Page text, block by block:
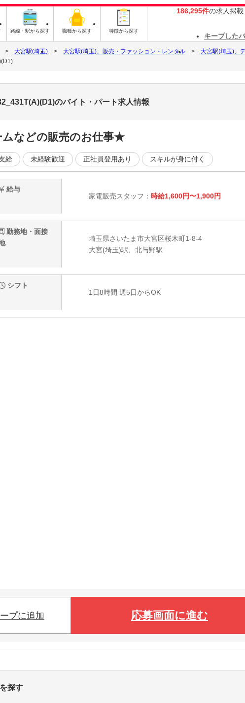
路線・駅から探す 職種から探す 特徴から探す
186,295件の求人掲
キープした
大宮駅(埼玉) 大宮駅(埼玉)、販売・ファッション・レンタル
大宮駅(埼玉)、
のバイト・パート求人情報
ムなどの販売のお仕事★
給 未経験歓迎 正社員登用あり スキルが身に付く
給与
家電販売スタッフ： 時給1,600円〜1,900円
勤務地・面接
埼玉県さいたま市大宮区桜木町1-8-4
大宮(埼玉)駅、北与野駅
シフト
1日8時間 週5日からOK
プに追加 応募画面に進む
探す